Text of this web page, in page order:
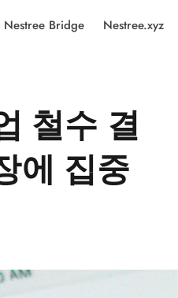
Nestree Bridge Nestree.xyz
철수 결
에 집중